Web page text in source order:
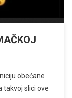
obećane
takvoj slici ove